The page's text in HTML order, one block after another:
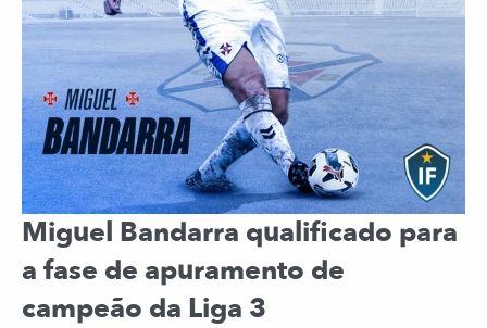
Miguel Bandarra qualificado para
a fase de apuramento de
campeão da Liga 3